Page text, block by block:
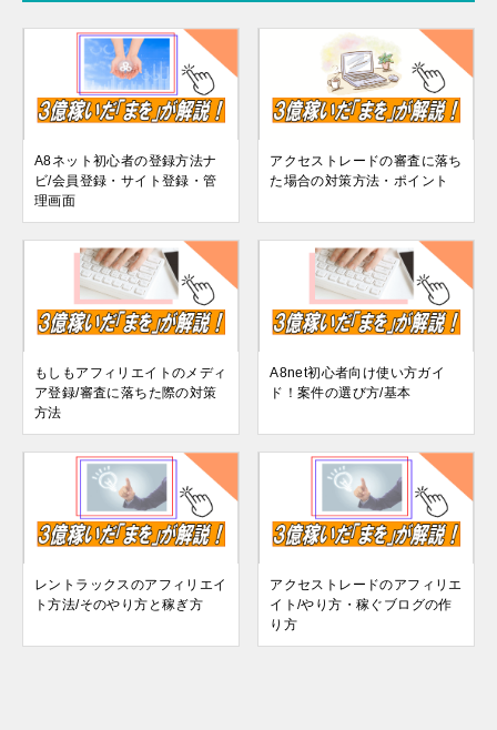
A8ネット初心者の登録方法ナ
ビ/会員登録・サイト登録・管
理画面
アクセストレードの審査に落ち
た場合の対策方法・ポイント
もしもアフィリエイトのメディ
ア登録/審査に落ちた際の対策
方法
A8net初心者向け使い方ガイ
ド！案件の選び方/基本
レントラックスのアフィリエイ
ト方法/そのやり方と稼ぎ方
アクセストレードのアフィリエ
イト/やり方・稼ぐブログの作
り方